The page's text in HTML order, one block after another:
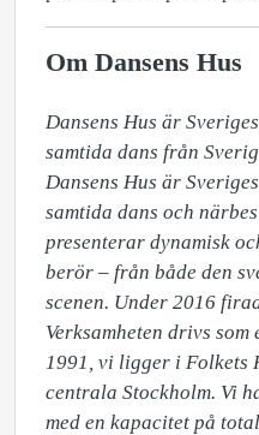
Om Dansens Hus
Dansens Hus är
samtida dans från
Dansens Hus är
samtida dans och
presenterar dynamisk
berör – från både den
scenen. Under 2016
Verksamheten drivs
1991, vi ligger i Folkets
centrala Stockholm. Vi
med en kapacitet på